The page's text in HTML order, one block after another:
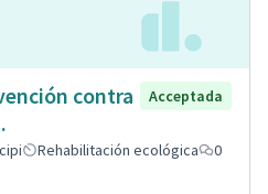
contra
Acceptada
Rehabilitación ecológica
0